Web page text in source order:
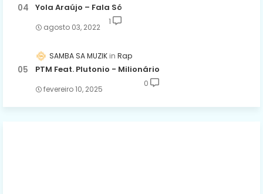
Yola Araújo – Fala Só
agosto 03, 2022
1
SAMBA SA MUZIK Rap
PTM Feat. Plutonio - Milionário
fevereiro 10, 2025
0